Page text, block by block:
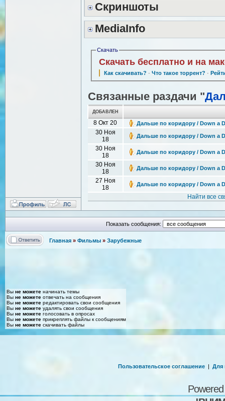
Скриншоты
MediaInfo
Скачать
Скачать бесплатно и на
Как скачивать? · Что такое торрент? ·
Связанные раздачи "
ДОБАВЛЕН
8 Окт 20 Дальше по коридору / Down a
30 Ноя
18
Дальше по коридору / Down a
30 Ноя
18
Дальше по коридору / Down a
30 Ноя
18
Дальше по коридору / Down a
27 Ноя
18
Дальше по коридору / Down a
Найти все
Показать сообщения:
Главная » Фильмы » Зарубежные
Вы не можете начинать темы
Вы не можете отвечать на сообщения
Вы не можете редактировать свои сообщения
Вы не можете удалять свои сообщения
Вы не можете голосовать в опросах
Вы не можете прикреплять файлы к сообщениям
Вы не можете скачивать файлы
Пользовательское соглашение | Для